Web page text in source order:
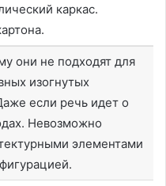
каркас.
они не подходят для
изогнутых
если речь идет о
Невозможно
элементами